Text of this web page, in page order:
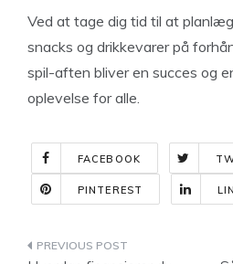
Ved at tage dig tid til at
snacks og drikkevarer på
spil-aften bliver en succes og
oplevelse for alle.
FACEBOOK
PINTEREST
Indlægsnavigation